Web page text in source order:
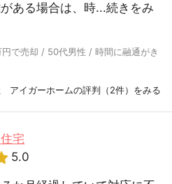
ある場合は、時...続きをみ
で売却 / 50代男性 / 時間に融通がき
アイガーホームの評判（2件）をみる
宅
5.0